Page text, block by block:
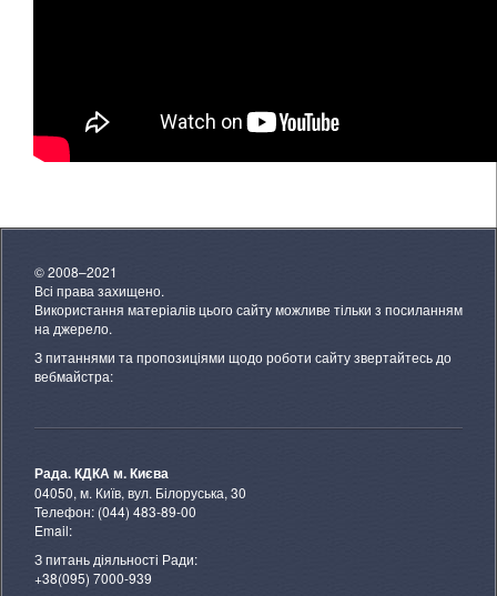
© 2008–2021
Всі права захищено.
Використання матеріалів цього сайту можливе тільки з посиланням
на джерело.
З питаннями та пропозиціями щодо роботи сайту звертайтесь до
вебмайстра:
Рада. КДКА м. Києва
04050, м. Київ, вул. Білоруська, 30
Телефон: (044) 483-89-00
Email:
З питань діяльності Ради:
+38(095) 7000-939